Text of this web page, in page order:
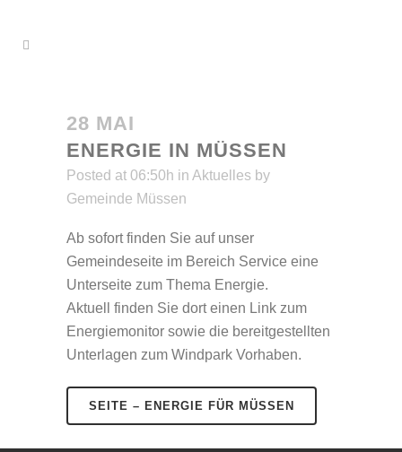
28 MAI
ENERGIE IN MÜSSEN
Posted at 06:50h in Aktuelles by
Gemeinde Müssen
Ab sofort finden Sie auf unser
Gemeindeseite im Bereich Service eine
Unterseite zum Thema Energie.
Aktuell finden Sie dort einen Link zum
Energiemonitor sowie die bereitgestellten
Unterlagen zum Windpark Vorhaben.
SEITE – ENERGIE FÜR MÜSSEN